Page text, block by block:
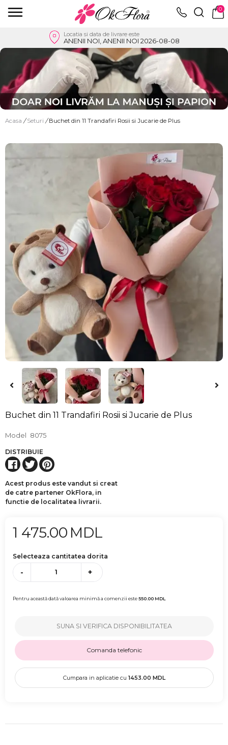
0
Locatia si data de livrare este
ANENII NOI, ANENII NOI 2026-08-08
Acasa / Seturi / Buchet din 11 Trandafiri Rosii si Jucarie de Plus
Buchet din 11 Trandafiri Rosii si Jucarie de Plus
Model 8075
DISTRIBUIE
Acest produs este vandut si creat
de catre partener OkFlora, in
functie de localitatea livrarii.
1 475.00 MDL
Selecteaza cantitatea dorita
- +
Pentru această dată valoarea minimă a comenzii este550.00MDL
SUNA SI VERIFICA DISPONIBILITATEA
Comanda telefonic
Cumpara in aplicatie cu 1453.00 MDL